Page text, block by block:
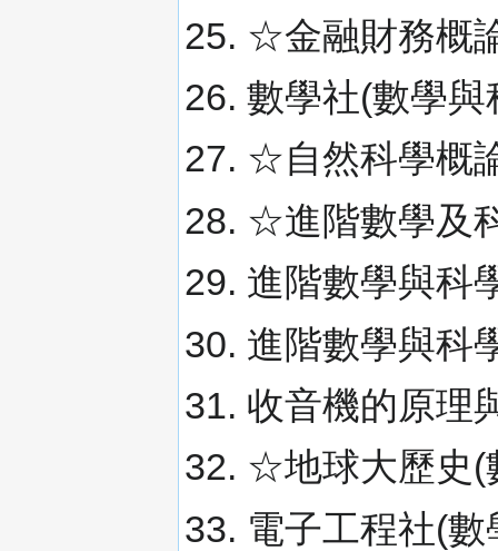
☆金融財務概
數學社(數學與
☆自然科學概
☆進階數學及
進階數學與科
進階數學與科
收音機的原理
☆地球大歷史(
電子工程社(